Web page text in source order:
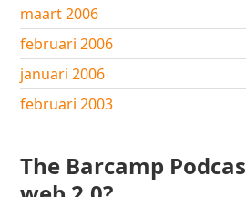
maart 2006
februari 2006
januari 2006
februari 2003
The Barcamp